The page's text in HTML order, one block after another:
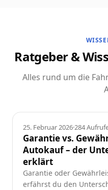
Ratgeber &
Alles rund um die
Ratgeber
25. Februar 2026·284
Garantie vs.
Autokauf – der
erklärt
Garantie oder
erfährst du den